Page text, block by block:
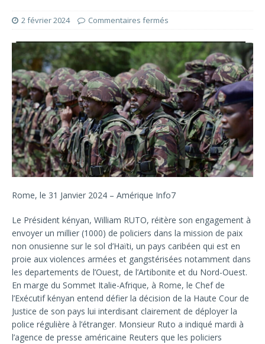
2 février 2024 Commentaires fermés
Rome, le 31 Janvier 2024 – Amérique Info7
Le Président kényan, William RUTO, réitère son engagement à
envoyer un millier (1000) de policiers dans la mission de paix
non onusienne sur le sol d’Haïti, un pays caribéen qui est en
proie aux violences armées et gangstérisées notamment dans
les departements de l’Ouest, de l’Artibonite et du Nord-Ouest.
En marge du Sommet Italie-Afrique, à Rome, le Chef de
l’Exécutif kényan entend défier la décision de la Haute Cour de
Justice de son pays lui interdisant clairement de déployer la
police régulière à l’étranger. Monsieur Ruto a indiqué mardi à
l’agence de presse américaine Reuters que les policiers